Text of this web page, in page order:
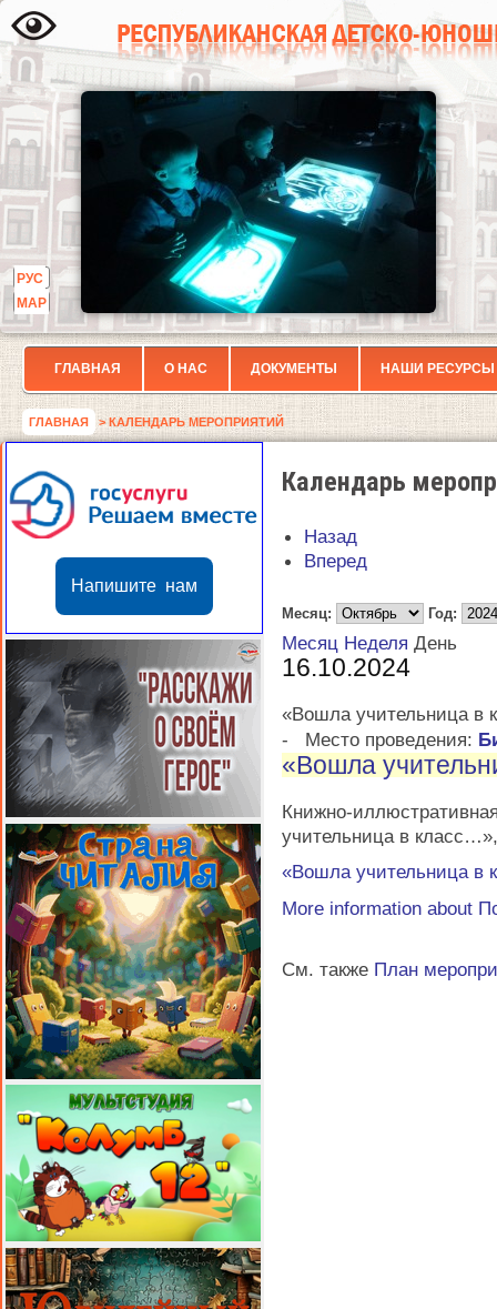
РУС
МАР
ГЛАВНАЯ О НАС ДОКУМЕНТЫ НАШИ РЕСУРСЫ
ГЛАВНАЯ > КАЛЕНДАРЬ МЕРОПРИЯТИЙ
Напишите нам
Календарь
Назад
Вперед
Месяц: Год:
Месяц Неделя День
16.10.2024
«Вошла учительница в
-
Место проведения:
«Вошла
Книжно-
учительница в
«Вошла учительница в
More information about
См. также План